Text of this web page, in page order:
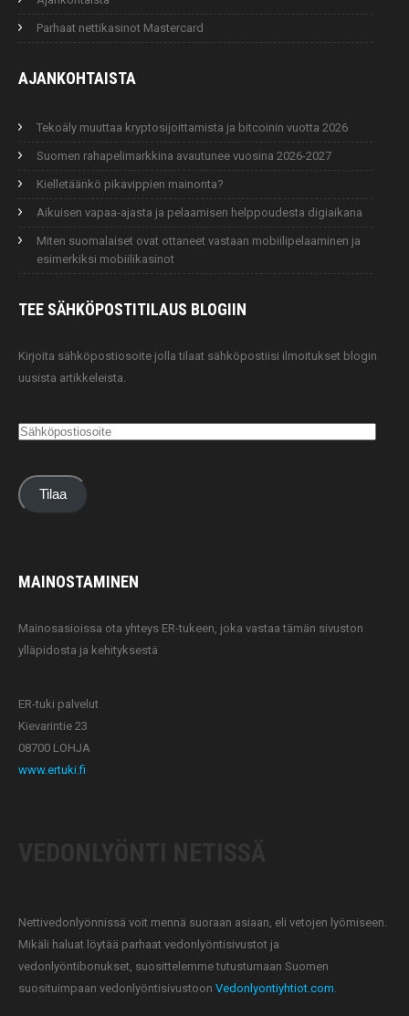
Parhaat nettikasinot Mastercard
AJANKOHTAISTA
Tekoäly muuttaa kryptosijoittamista ja bitcoinin vuotta 2026
Suomen rahapelimarkkina avautunee vuosina 2026-2027
Kielletäänkö pikavippien mainonta?
Aikuisen vapaa-ajasta ja pelaamisen helppoudesta digiaikana
Miten suomalaiset ovat ottaneet vastaan mobiilipelaaminen ja
esimerkiksi mobiilikasinot
TEE SÄHKÖPOSTITILAUS BLOGIIN
Kirjoita sähköpostiosoite jolla tilaat sähköpostiisi ilmoitukset blogin
uusista artikkeleista.
Sähköpostiosoite
Tilaa
MAINOSTAMINEN
Mainosasioissa ota yhteys ER-tukeen, joka vastaa tämän sivuston
ylläpidosta ja kehityksestä
ER-tuki palvelut
Kievarintie 23
08700 LOHJA
www.ertuki.fi
Nettivedonlyönnissä voit mennä suoraan asiaan, eli vetojen lyömiseen.
Mikäli haluat löytää parhaat vedonlyöntisivustot ja
vedonlyöntibonukset, suosittelemme tutustumaan Suomen
suosituimpaan vedonlyöntisivustoon Vedonlyontiyhtiot.com.